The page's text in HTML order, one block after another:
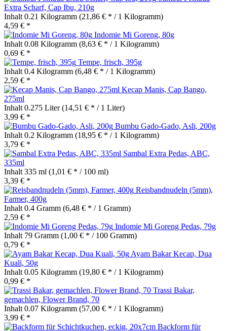
Extra Scharf, Cap Ibu, 210g
Inhalt 0.21 Kilogramm (21,86 € * / 1 Kilogramm)
4,59 € *
Indomie Mi Goreng, 80g
Inhalt 0.08 Kilogramm (8,63 € * / 1 Kilogramm)
0,69 € *
Tempe, frisch, 395g
Inhalt 0.4 Kilogramm (6,48 € * / 1 Kilogramm)
2,59 € *
Kecap Manis, Cap Bango,
275ml
Inhalt 0.275 Liter(14,51 € * / 1 Liter)
3,99 € *
Bumbu Gado-Gado, Asli, 200g
Inhalt 0.2 Kilogramm (18,95 € * / 1 Kilogramm)
3,79 € *
Sambal Extra Pedas, ABC,
335ml
Inhalt 335 ml (1,01 € * / 100 ml)
3,39 € *
Reisbandnudeln (5mm),
Farmer, 400g
Inhalt 0.4 Gramm (6,48 € * / 1 Gramm)
2,59 € *
Indomie Mi Goreng Pedas, 79g
Inhalt 79 Gramm (1,00 € * / 100 Gramm)
0,79 € *
Ayam Bakar Kecap, Dua
Kuali, 50g
Inhalt 0.05 Kilogramm (19,80 € * / 1 Kilogramm)
0,99 € *
Trassi Bakar,
gemachlen, Flower Brand, 70
Inhalt 0.07 Kilogramm (57,00 € * / 1 Kilogramm)
3,99 € *
Backform für